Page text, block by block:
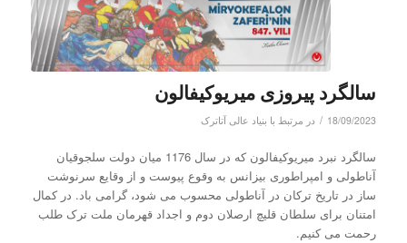
سالگرد پیروزی میریوکیفالون
18/09/2023
/ در مرتبط با بنیاد عالی آتاترک
سالگرد نبرد میریوکیفالون که در سال 1176 میان دولت سلجوقیان
آناطولی و امپراطوری بیزانس به وقوع پیوست و از وقایع سرنوشت
ساز در تاریخ ترکان در آناطولی محسوب می شود، گرامی باد. در کمال
امتنان برای سلطان قلیچ ارصلان دوم و اجداد قهرمان ملت ترک طلب
رحمت می کنیم.